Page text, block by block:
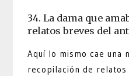
34. La dama que
relatos breves del
Aquí lo mismo cae una
recopilación de